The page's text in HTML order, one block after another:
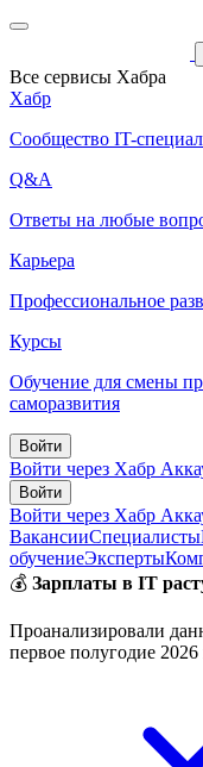
Все сервисы Хабра
Хабр
Сообщество IT-
Q&A
Ответы на любые
Карьера
Профессиональное
Курсы
Обучение для смены
саморазвития
Войти
Войти через Хабр
Войти
Войти через Хабр
ВакансииСпециалисты
обучениеЭксперты
💰 Зарплаты в IT
Проанализировали
первое полугодие